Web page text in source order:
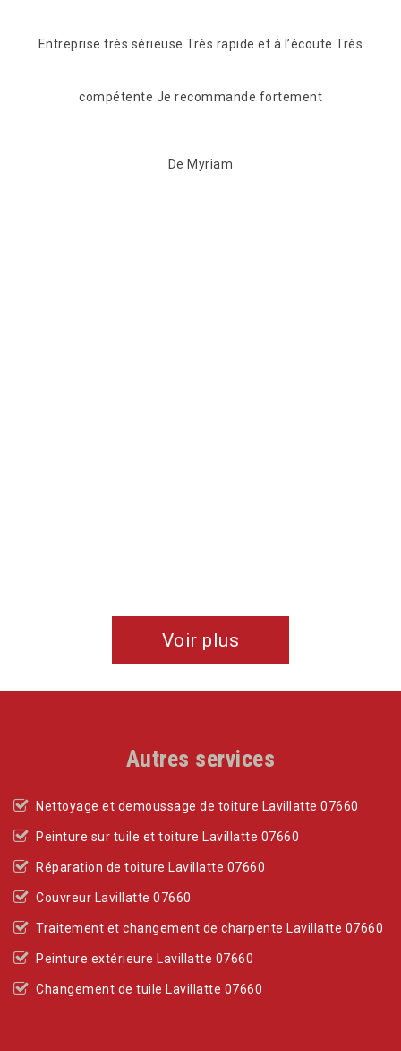
Des professionnels très sympathiques, sérieux et
réactifs. Ils se sont venus très rapidement pour me
Voir plus
Autres services
Nettoyage et demoussage de toiture Lavillatte 07660
Peinture sur tuile et toiture Lavillatte 07660
Réparation de toiture Lavillatte 07660
Couvreur Lavillatte 07660
Traitement et changement de charpente Lavillatte 07660
Peinture extérieure Lavillatte 07660
Changement de tuile Lavillatte 07660